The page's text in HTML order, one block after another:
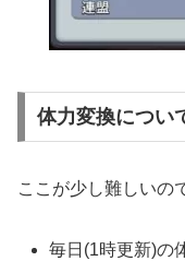
体力変換につい
ここが少し難しいの
毎日(1時更新)の